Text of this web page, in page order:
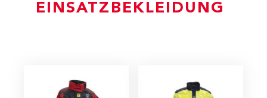
EINSATZBEKLEIDUNG